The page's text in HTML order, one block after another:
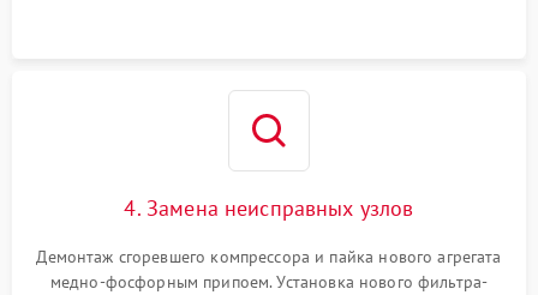
4. Замена неисправных узлов
Демонтаж сгоревшего компрессора и пайка нового агрегата
медно-фосфорным припоем. Установка нового фильтра-